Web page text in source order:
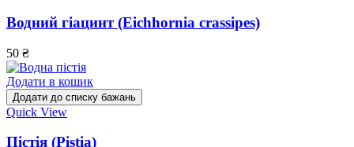
Водний гіацинт (Eichhornia crassipes)
50 ₴
Додати в кошик
Додати до списку бажань
Quick View
Пістія (Pistia)